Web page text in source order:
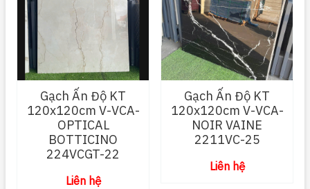
Gạch Ấn Độ KT
120x120cm V-VCA-
OPTICAL
BOTTICINO
224VCGT-22
Liên hệ
Gạch Ấn Độ KT
120x120cm V-VCA-
NOIR VAINE
2211VC-25
Liên hệ